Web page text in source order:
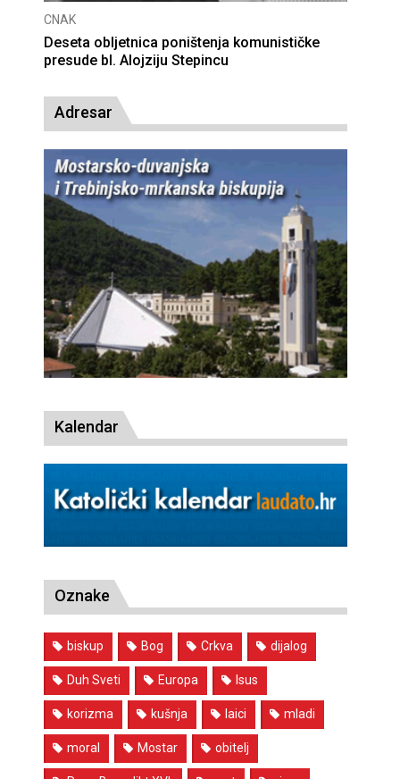
CNAK
Deseta obljetnica poništenja komunističke
presude bl. Alojziju Stepincu
Adresar
Kalendar
Oznake
biskup Bog Crkva dijalog
Duh Sveti Europa Isus
korizma kušnja laici mladi
moral Mostar obitelj